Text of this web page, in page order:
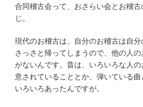
合同稽古会って、おさらい会とお稽
じ。
現代のお稽古は、自分のお稽古は自
さっさと帰ってしまうので、他の人
がないんです。昔は、いろいろな人
意されていることとか、弾いている
いろいろあったんですが。